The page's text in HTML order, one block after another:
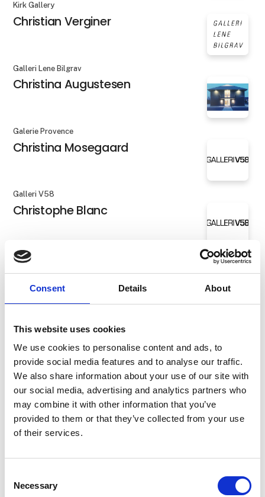
Consent Details About
This website uses cookies
We use cookies to personalise content and ads, to
provide social media features and to analyse our traffic.
We also share information about your use of our site with
our social media, advertising and analytics partners who
may combine it with other information that you’ve
provided to them or that they’ve collected from your use
of their services.
Selection
Necessary
Kirk Gallery
Christian Verginer
Galleri Lene Bilgrav
Christina Augustesen
Galerie Provence
Christina Mosegaard
Galleri V58
Christophe Blanc
Galleri V58
Christophe Blanc.
Clara Gesang-Gottowt
Claudia Wieser, Untitled
Corneille - Litografi